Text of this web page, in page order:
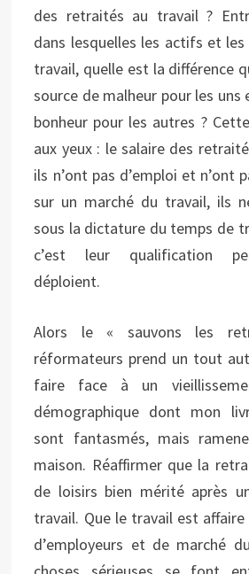
des retraités au travail ?
dans lesquelles les actifs et
travail, quelle est la différence
source de malheur pour les uns
bonheur pour les autres ?
aux yeux : le salaire des
ils n’ont pas d’emploi et n’ont
sur un marché du travail, ils
sous la dictature du temps de
c’est leur qualification
déploient.
Alors le « sauvons les
réformateurs prend un tout
faire face à un
démographique dont mon
sont fantasmés, mais
maison. Réaffirmer que la
de loisirs bien mérité après
travail. Que le travail est
d’employeurs et de marché